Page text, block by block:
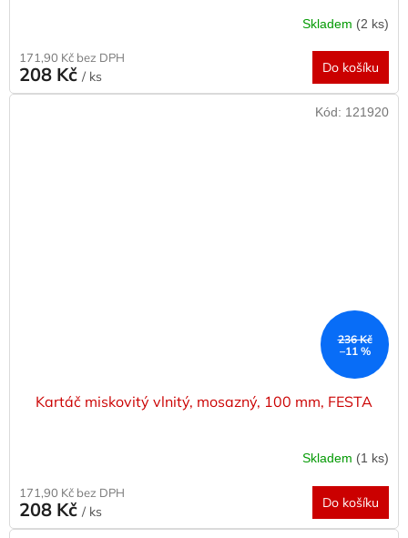
Skladem (2 ks)
171,90 Kč bez DPH
208 Kč / ks
Do košíku
236 Kč
–11 %
Kartáč miskovitý vlnitý, mosazný, 100 mm, FESTA
Skladem (1 ks)
171,90 Kč bez DPH
208 Kč / ks
Do košíku
Kód: 121920